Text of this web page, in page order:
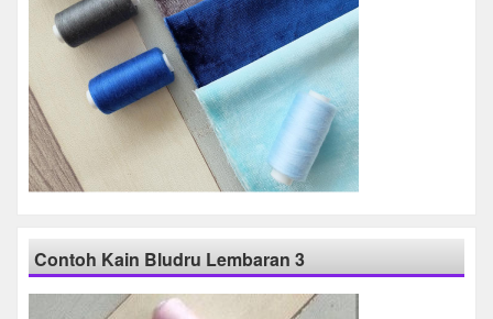
Contoh Kain Bludru Lembaran 3